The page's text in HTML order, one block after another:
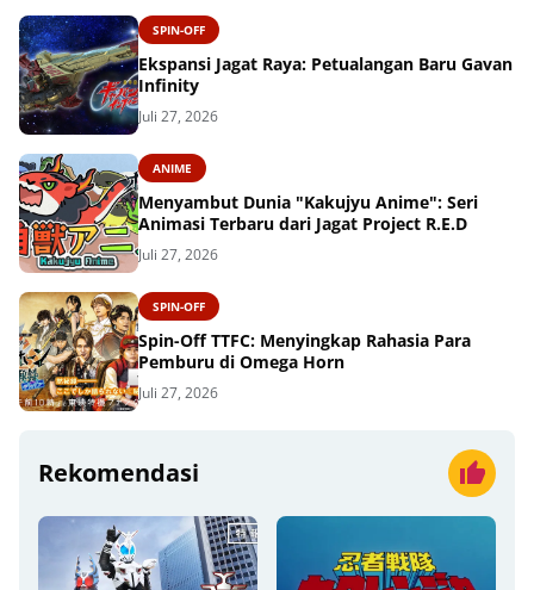
SPIN-OFF
Ekspansi Jagat Raya: Petualangan Baru Gavan
Infinity
Juli 27, 2026
ANIME
Menyambut Dunia "Kakujyu Anime": Seri
Animasi Terbaru dari Jagat Project R.E.D
Juli 27, 2026
SPIN-OFF
Spin-Off TTFC: Menyingkap Rahasia Para
Pemburu di Omega Horn
Juli 27, 2026
Rekomendasi